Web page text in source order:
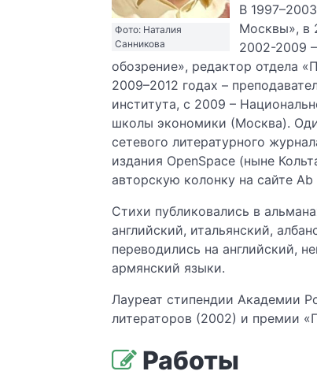
Фото: Наталия
Санникова
В
Москвы», в
2002-2009
обозрение», редактор отдела
2009–2012 годах –
института, с 2009 –
школы экономики (Москва).
сетевого литературного
издания OpenSpace (ныне
авторскую колонку на сайте Ab
Стихи публиковались в
английский, итальянский,
переводились на английский,
армянский языки.
Лауреат стипендии Академии
литераторов (2002) и премии
Работы